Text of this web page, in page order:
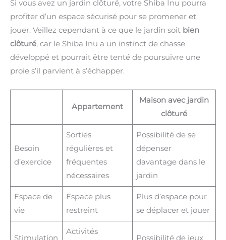
Si vous avez un jardin clôturé, votre Shiba Inu pourra
profiter d’un espace sécurisé pour se promener et
jouer. Veillez cependant à ce que le jardin soit bien
clôturé, car le Shiba Inu a un instinct de chasse
développé et pourrait être tenté de poursuivre une
proie s’il parvient à s’échapper.
Appartement
Maison avec jardin
clôturé
Besoin
d’exercice
Sorties
régulières et
fréquentes
nécessaires
Possibilité de se
dépenser
davantage dans le
jardin
Espace de
vie
Espace plus
restreint
Plus d’espace pour
se déplacer et jouer
Stimulation
Activités
Possibilité de jeux